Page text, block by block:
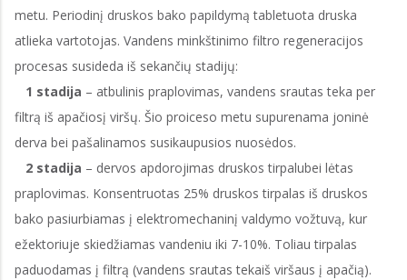
metu. Periodinį druskos bako papildymą tabletuota druska
atlieka vartotojas. Vandens minkštinimo filtro regeneracijos
procesas susideda iš sekančių stadijų:
1 stadija – atbulinis praplovimas, vandens srautas teka per
filtrą iš apačiosį viršų. Šio proiceso metu supurenama joninė
derva bei pašalinamos susikaupusios nuosėdos.
2 stadija – dervos apdorojimas druskos tirpalubei lėtas
praplovimas. Konsentruotas 25% druskos tirpalas iš druskos
bako pasiurbiamas į elektromechaninį valdymo vožtuvą, kur
ežektoriuje skiedžiamas vandeniu iki 7-10%. Toliau tirpalas
paduodamas į filtrą (vandens srautas tekaiš viršaus į apačią).